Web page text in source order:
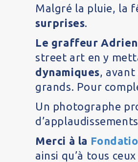
Malgré la pluie, la
surprises.
Le graffeur
street art en y
dynamiques, avant
grands. Pour
Un photographe
Merci à la
ainsi qu’à tous